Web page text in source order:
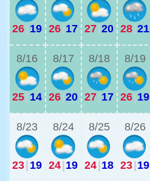
26| 19 26|17 27|20 28|21
8/16
25| 14
8/17
26|20
8/18
27|17
8/19
26|19
8/23
23| 19
8/24
24|19
8/25
24|18
8/26
23|19